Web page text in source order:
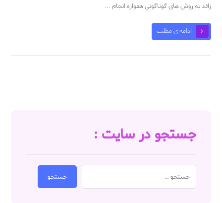
زائد به روش های گوناگونی همواره انجام ...
ادامه ی مطلب
جستجو در سایت :
جستجو